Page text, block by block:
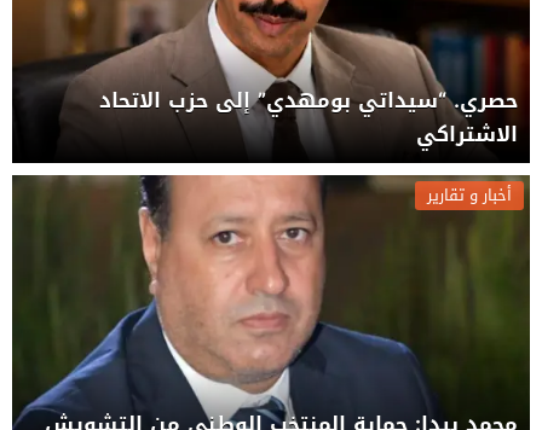
حصري. “سيداتي بومهدي” إلى حزب الاتحاد
الاشتراكي
أخبار و تقارير